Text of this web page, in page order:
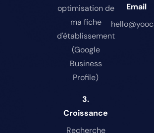
optimisation de
ma fiche
d'établissement
(Google
Business
Profile)
3.
Croissance
Recherche
Email